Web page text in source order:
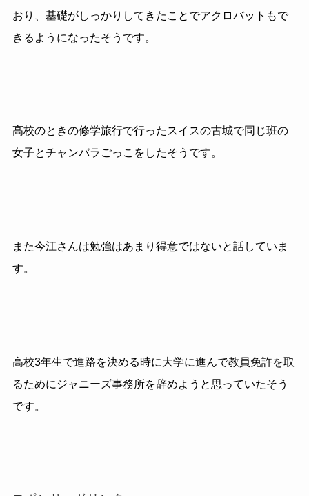
おり、基礎がしっかりしてきたことでアクロバットもで
きるようになったそうです。
高校のときの修学旅行で行ったスイスの古城で同じ班の
女子とチャンバラごっこをしたそうです。
また今江さんは勉強はあまり得意ではないと話していま
す。
高校3年生で進路を決める時に大学に進んで教員免許を取
るためにジャニーズ事務所を辞めようと思っていたそう
です。